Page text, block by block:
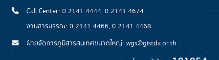
Call Center: 0 2141 4444, 0 2141 4674
งานสารบรรณ: 0 2141 4466, 0 2141 4468
ฝ่ายจัดการภูมิสารสนเทศขนาดใหญ่: wgs@gistda.or.th